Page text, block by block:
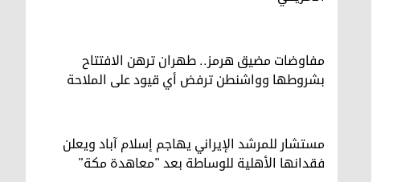
مفاوضات مضيق هرمز.. طهران ترهن الافتتاح
بشروطها وواشنطن ترفض أي قيود على الملاحة
مستشار للمرشد الإيراني يهاجم إسلام آباد ويعلن
فقدانها الأهلية للوساطة بعد "معاهدة مكة"